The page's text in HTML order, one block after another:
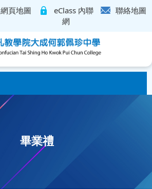
網頁地圖
eClass 內聯
網
聯絡地圖
畢業禮